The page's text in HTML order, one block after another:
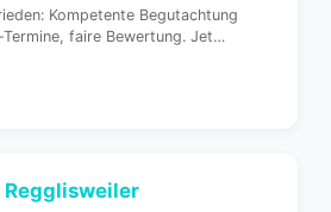
Kompetente Begutachtung
faire Bewertung. Jet…
Regglisweiler